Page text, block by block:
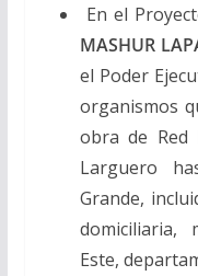
En el
MASHUR
el Poder
organismos
obra de Red
Larguero
Grande,
domiciliaria,
Este,